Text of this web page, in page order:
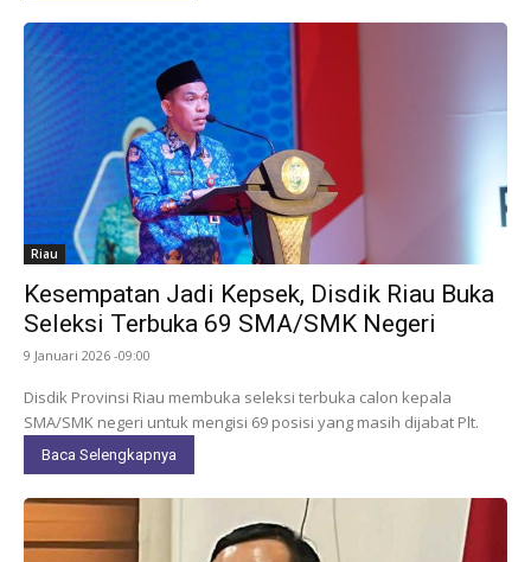
Riau
Kesempatan Jadi Kepsek, Disdik Riau Buka
Seleksi Terbuka 69 SMA/SMK Negeri
9 Januari 2026 -09:00
Disdik Provinsi Riau membuka seleksi terbuka calon kepala
SMA/SMK negeri untuk mengisi 69 posisi yang masih dijabat Plt.
Baca Selengkapnya